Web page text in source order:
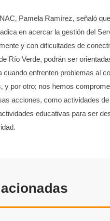
Pamela Ramírez, señaló
en acercar la gestión del
y con dificultades de
Río Verde, podrán ser
cuando enfrenten problemas al
y por otro; nos hemos
acciones, como actividades
educativas para ser